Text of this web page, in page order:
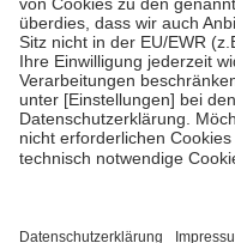
• Kindern und Jugendlichen
mit Ausnahme der
• Untersuchungen zur
GKV getragen werden
• empfohlenen
• Harn- und Blutteststreifen
getroffen, um